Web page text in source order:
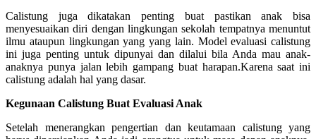
Calistung juga dikatakan penting buat pastikan anak bisa
menyesuaikan diri dengan lingkungan sekolah tempatnya menuntut
ilmu ataupun lingkungan yang yang lain. Model evaluasi calistung
ini juga penting untuk dipunyai dan dilalui bila Anda mau anak-
anaknya punya jalan lebih gampang buat harapan.Karena saat ini
calistung adalah hal yang dasar.
Kegunaan Calistung Buat Evaluasi Anak
Setelah menerangkan pengertian dan keutamaan calistung yang